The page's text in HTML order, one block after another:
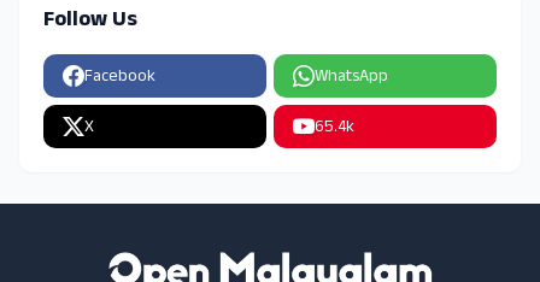
Follow Us
Facebook WhatsApp
X 65.4k